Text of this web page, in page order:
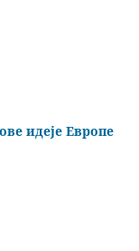
идеје Европе